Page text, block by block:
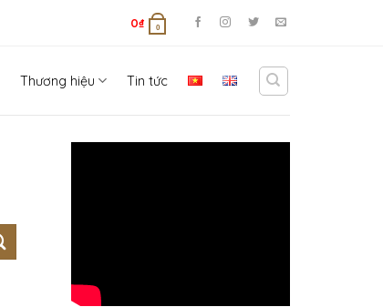
0₫ 0
Thương hiệu Tin tức